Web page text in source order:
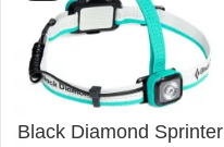
Black Diamond Sprinter